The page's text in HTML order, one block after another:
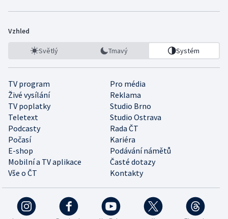
Vzhled
Světlý Tmavý Systém
TV program
Pro média
Živé vysílání
Reklama
TV poplatky
Studio Brno
Teletext
Studio Ostrava
Podcasty
Rada ČT
Počasí
Kariéra
E-shop
Podávání námětů
Mobilní a TV aplikace
Časté dotazy
Vše o ČT
Kontakty